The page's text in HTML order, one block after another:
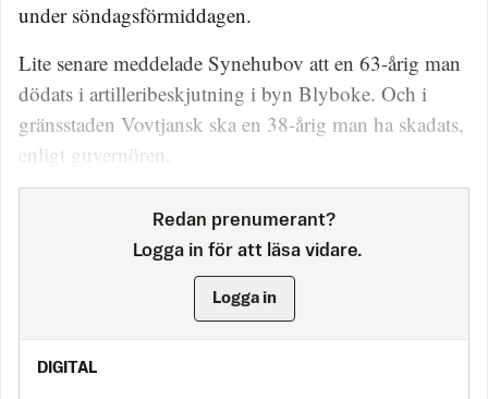
under söndagsförmiddagen.
Lite senare meddelade Synehubov att en 63-årig man
dödats i artilleribeskjutning i byn Blyboke. Och i
gränsstaden Vovtjansk ska en 38-årig man ha skadats,
enligt guvernören.
Redan prenumerant?
Logga in för att läsa vidare.
Logga in
DIGITAL